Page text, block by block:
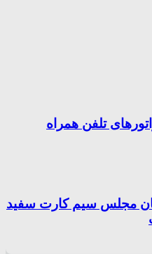
تلفن همراه
مجلس سیم کارت سفید